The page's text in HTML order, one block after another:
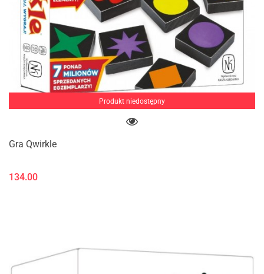
Produkt niedostępny
Gra Qwirkle
134.00